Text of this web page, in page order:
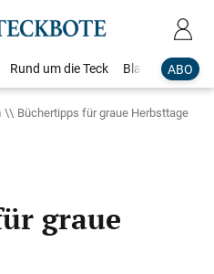
ABO
Rund um die Teck Blaulicht
Büchertipps für graue Herbsttage
graue